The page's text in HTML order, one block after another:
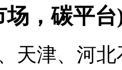
场，碳平台
天津、河